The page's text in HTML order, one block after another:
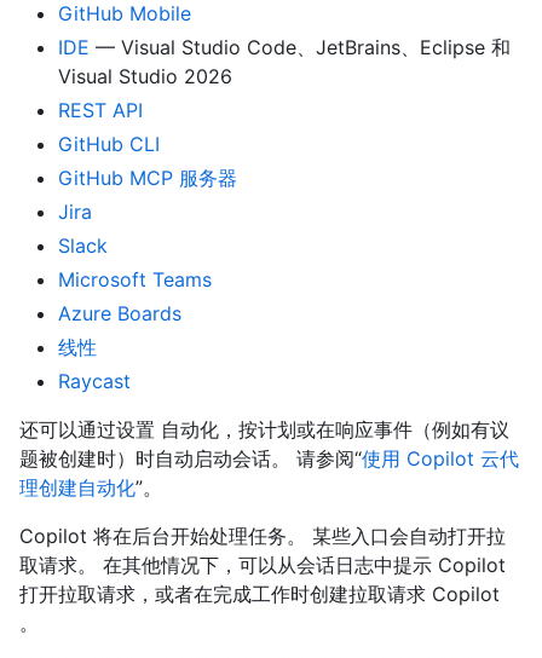
GitHub Mobile
IDE — Visual Studio Code、JetBrains、Eclipse 和
Visual Studio 2026
REST API
GitHub CLI
GitHub MCP 服务器
Jira
Slack
Microsoft Teams
Azure Boards
线性
Raycast
还可以通过设置 自动化，按计划或在响应事件（例如有议
题被创建时）时自动启动会话。 请参阅“使用 Copilot 云代
理创建自动化”。
Copilot 将在后台开始处理任务。 某些入口会自动打开拉
取请求。 在其他情况下，可以从会话日志中提示 Copilot
打开拉取请求，或者在完成工作时创建拉取请求 Copilot
。